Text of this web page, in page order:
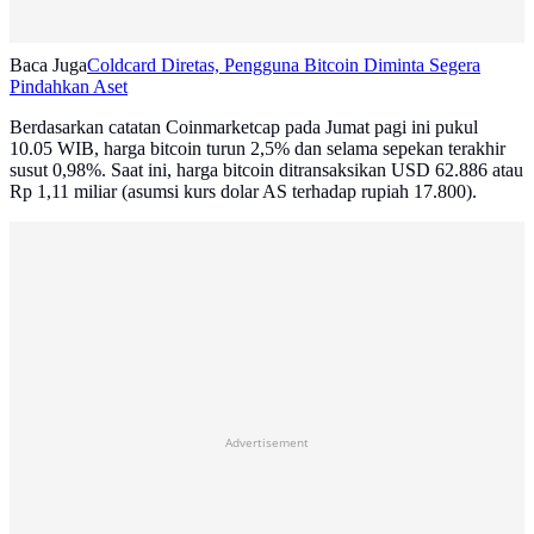
Baca JugaColdcard Diretas, Pengguna Bitcoin Diminta Segera
Pindahkan Aset
Berdasarkan catatan Coinmarketcap pada Jumat pagi ini pukul
10.05 WIB, harga bitcoin turun 2,5% dan selama sepekan terakhir
susut 0,98%. Saat ini, harga bitcoin ditransaksikan USD 62.886 atau
Rp 1,11 miliar (asumsi kurs dolar AS terhadap rupiah 17.800).
Advertisement